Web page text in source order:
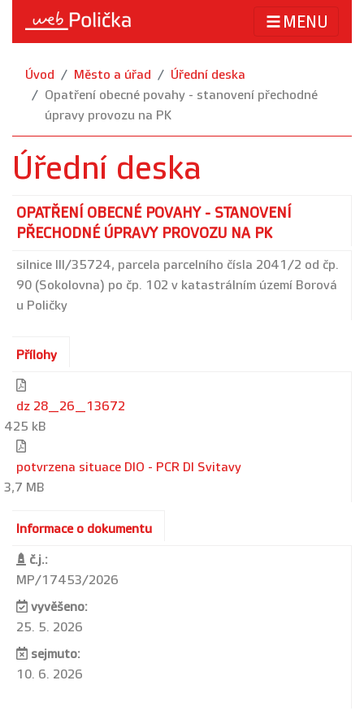
MENU
Úvod Město a úřad
Úřední deska
Opatření obecné povahy - stanovení přechodné
úpravy provozu na PK
Úřední deska
OPATŘENÍ OBECNÉ POVAHY - STANOVENÍ
PŘECHODNÉ ÚPRAVY PROVOZU NA PK
silnice III/35724, parcela parcelního čísla 2041/2 od čp.
90 (Sokolovna) po čp. 102 v katastrálním území Borová
u Poličky
Přílohy
dz 28_26_13672
425 kB
potvrzena situace DIO - PCR DI Svitavy
3,7 MB
Informace o dokumentu
č.j.:
MP/17453/2026
vyvěšeno:
25. 5. 2026
sejmuto:
10. 6. 2026